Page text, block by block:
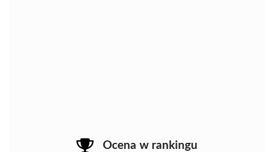
Ocena w rankingu